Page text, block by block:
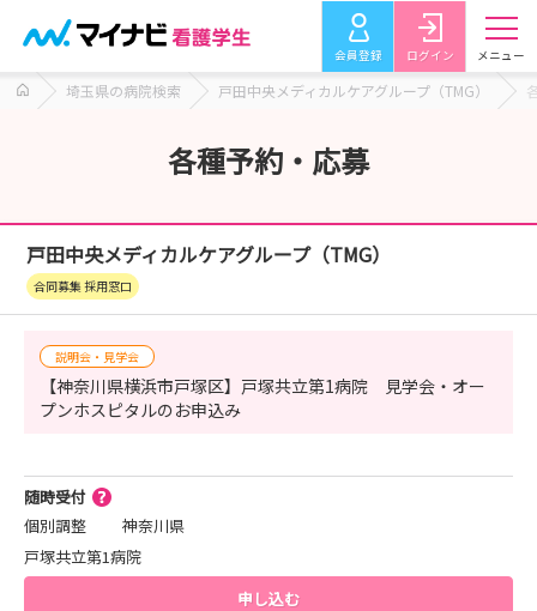
会員登録 ログイン メニュー
埼玉県の病院検索 戸田中央メディカルケアグループ（TMG）
各種予約・応募
戸田中央メディカルケアグループ（TMG）
合同募集 採用窓口
説明会・見学会
【神奈川県横浜市戸塚区】戸塚共立第1病院 見学会・オー
プンホスピタルのお申込み
随時受付
個別調整
神奈川県
戸塚共立第1病院
申し込む